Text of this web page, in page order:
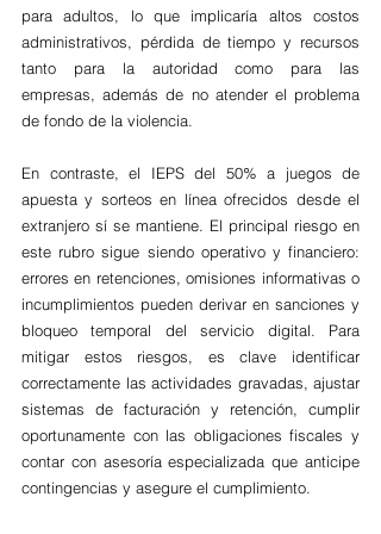
para adultos, lo que implicaría altos costos
administrativos, pérdida de tiempo y recursos
tanto para la autoridad como para las
empresas, además de no atender el problema
de fondo de la violencia.
En contraste, el IEPS del 50% a juegos de
apuesta y sorteos en línea ofrecidos desde el
extranjero sí se mantiene. El principal riesgo en
este rubro sigue siendo operativo y financiero:
errores en retenciones, omisiones informativas o
incumplimientos pueden derivar en sanciones y
bloqueo temporal del servicio digital. Para
mitigar estos riesgos, es clave identificar
correctamente las actividades gravadas, ajustar
sistemas de facturación y retención, cumplir
oportunamente con las obligaciones fiscales y
contar con asesoría especializada que anticipe
contingencias y asegure el cumplimiento.